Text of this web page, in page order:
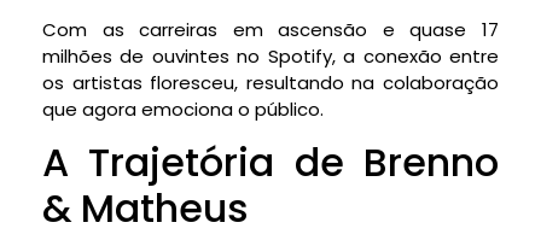
Com as carreiras em ascensão e quase 17
milhões de ouvintes no Spotify, a conexão entre
os artistas floresceu, resultando na colaboração
que agora emociona o público.
A Trajetória de Brenno
& Matheus